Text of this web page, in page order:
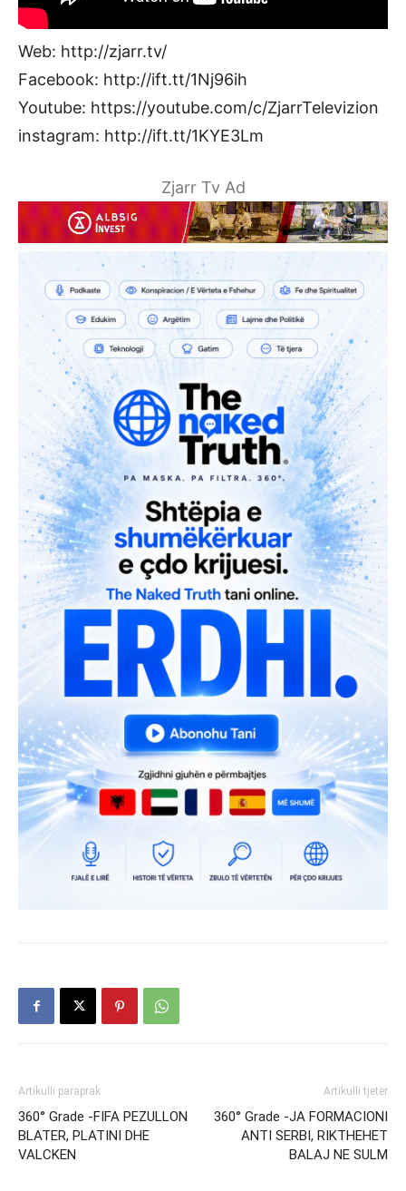
Web: http://zjarr.tv/
Facebook: http://ift.tt/1Nj96ih
Youtube: https://youtube.com/c/ZjarrTelevizion
instagram: http://ift.tt/1KYE3Lm
Zjarr Tv Ad
Artikulli paraprak
360° Grade -FIFA PEZULLON
BLATER, PLATINI DHE
VALCKEN
Artikulli tjetër
360° Grade -JA FORMACIONI
ANTI SERBI, RIKTHEHET
BALAJ NE SULM